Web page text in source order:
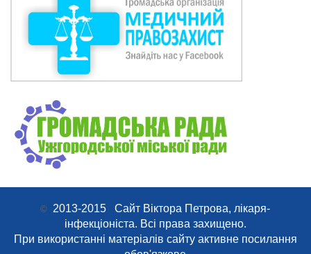
© 2013-2015 Сайт Віктора Петрова, лікаря-
інфекціоніста. Всі права захищено.
При використанні матеріалів сайту активне посилання